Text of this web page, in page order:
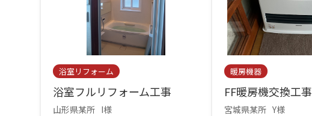
浴室リフォーム
浴室フルリフォーム工事
山形県某所 I様
暖房機器
FF暖房機交換工事
宮城県某所 Y様